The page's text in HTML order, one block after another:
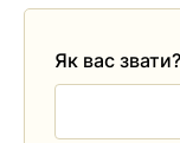
Як вас звати?